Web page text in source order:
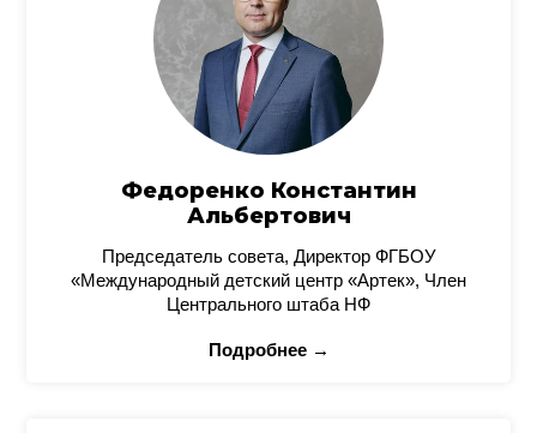
Федоренко Константин
Альбертович
Председатель совета, Директор ФГБОУ
«Международный детский центр «Артек», Член
Центрального штаба НФ
Подробнее →